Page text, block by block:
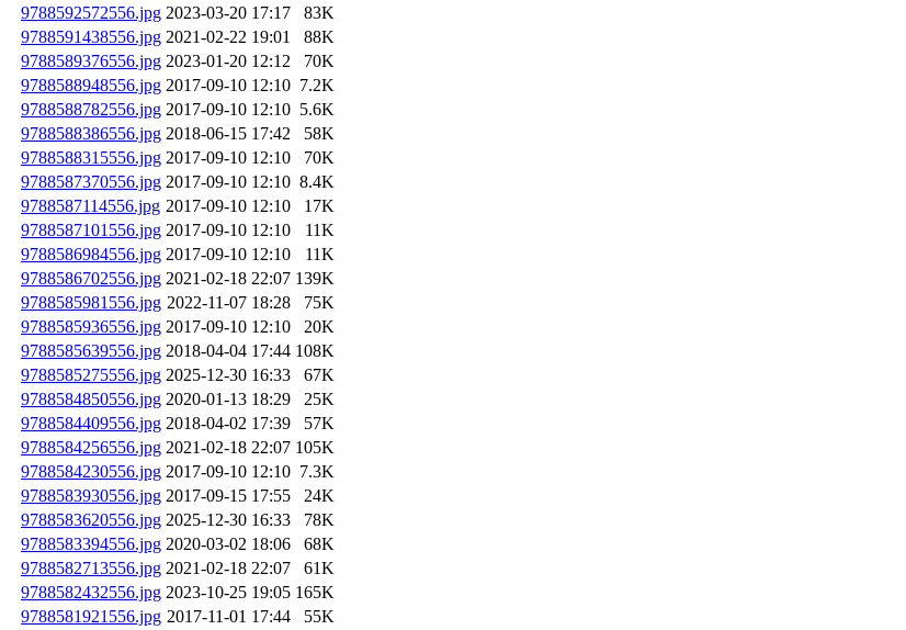
9788592572556.jpg 2023-03-20 17:17
83K
9788591438556.jpg 2021-02-22 19:01
88K
9788589376556.jpg 2023-01-20 12:12
70K
9788588948556.jpg 2017-09-10 12:10 7.2K
9788588782556.jpg 2017-09-10 12:10 5.6K
9788588386556.jpg 2018-06-15 17:42
58K
9788588315556.jpg 2017-09-10 12:10
70K
9788587370556.jpg 2017-09-10 12:10 8.4K
9788587114556.jpg 2017-09-10 12:10
17K
9788587101556.jpg 2017-09-10 12:10
11K
9788586984556.jpg 2017-09-10 12:10
11K
9788586702556.jpg 2021-02-18 22:07 139K
9788585981556.jpg 2022-11-07 18:28
75K
9788585936556.jpg 2017-09-10 12:10
20K
9788585639556.jpg 2018-04-04 17:44 108K
9788585275556.jpg 2025-12-30 16:33
67K
9788584850556.jpg 2020-01-13 18:29
25K
9788584409556.jpg 2018-04-02 17:39
57K
9788584256556.jpg 2021-02-18 22:07 105K
9788584230556.jpg 2017-09-10 12:10 7.3K
9788583930556.jpg 2017-09-15 17:55
24K
9788583620556.jpg 2025-12-30 16:33
78K
9788583394556.jpg 2020-03-02 18:06
68K
9788582713556.jpg 2021-02-18 22:07
61K
9788582432556.jpg 2023-10-25 19:05 165K
9788581921556.jpg 2017-11-01 17:44
55K